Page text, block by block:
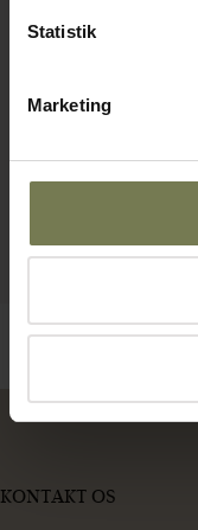
Statistik
Marketing
KONTAKT OS